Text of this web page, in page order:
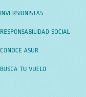
INVERSIONISTAS
RESPONSABILIDAD SOCIAL
CONOCE ASUR
BUSCA TU VUELO